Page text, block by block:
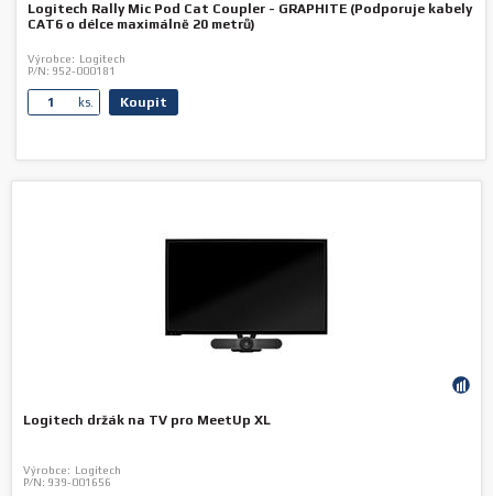
Logitech Rally Mic Pod Cat Coupler - GRAPHITE (Podporuje kabely
CAT6 o délce maximálně 20 metrů)
Výrobce: Logitech
P/N: 952-000181
ks. Koupit
Logitech držák na TV pro MeetUp XL
Výrobce: Logitech
P/N: 939-001656